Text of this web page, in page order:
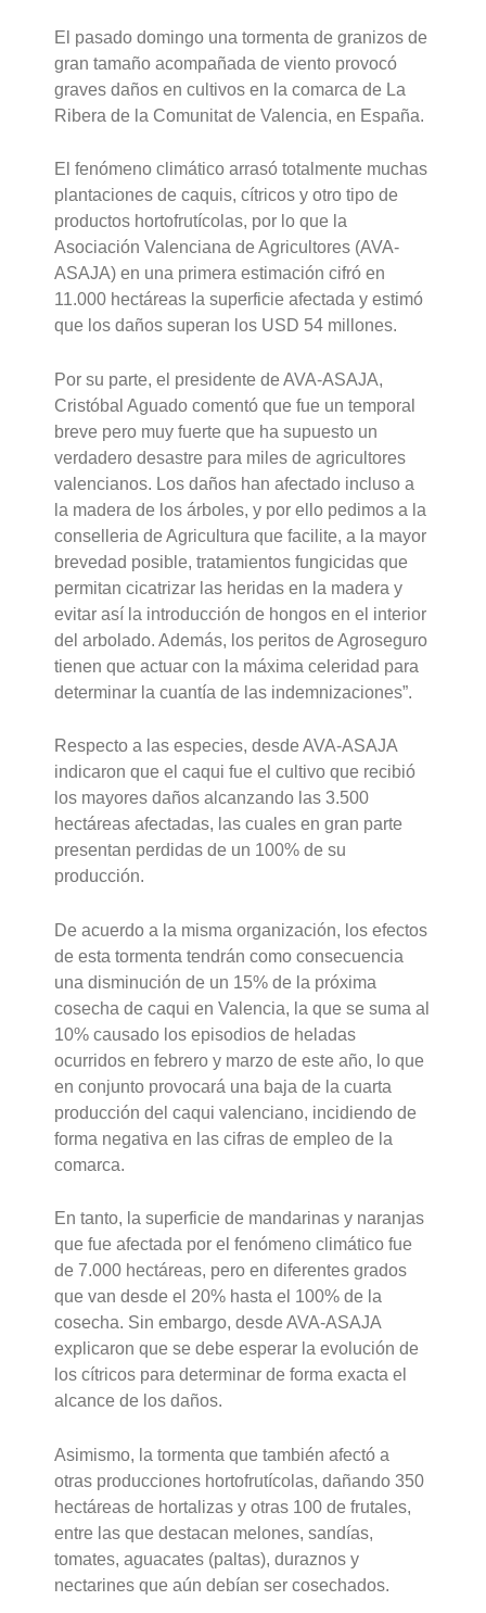
El pasado domingo una tormenta de granizos de
gran tamaño acompañada de viento provocó
graves daños en cultivos en la comarca de La
Ribera de la Comunitat de Valencia, en España.
El fenómeno climático arrasó totalmente muchas
plantaciones de caquis, cítricos y otro tipo de
productos hortofrutícolas, por lo que la
Asociación Valenciana de Agricultores (AVA-
ASAJA) en una primera estimación cifró en
11.000 hectáreas la superficie afectada y estimó
que los daños superan los USD 54 millones.
Por su parte, el presidente de AVA-ASAJA,
Cristóbal Aguado comentó que fue un temporal
breve pero muy fuerte que ha supuesto un
verdadero desastre para miles de agricultores
valencianos. Los daños han afectado incluso a
la madera de los árboles, y por ello pedimos a la
conselleria de Agricultura que facilite, a la mayor
brevedad posible, tratamientos fungicidas que
permitan cicatrizar las heridas en la madera y
evitar así la introducción de hongos en el interior
del arbolado. Además, los peritos de Agroseguro
tienen que actuar con la máxima celeridad para
determinar la cuantía de las indemnizaciones”.
Respecto a las especies, desde AVA-ASAJA
indicaron que el caqui fue el cultivo que recibió
los mayores daños alcanzando las 3.500
hectáreas afectadas, las cuales en gran parte
presentan perdidas de un 100% de su
producción.
De acuerdo a la misma organización, los efectos
de esta tormenta tendrán como consecuencia
una disminución de un 15% de la próxima
cosecha de caqui en Valencia, la que se suma al
10% causado los episodios de heladas
ocurridos en febrero y marzo de este año, lo que
en conjunto provocará una baja de la cuarta
producción del caqui valenciano, incidiendo de
forma negativa en las cifras de empleo de la
comarca.
En tanto, la superficie de mandarinas y naranjas
que fue afectada por el fenómeno climático fue
de 7.000 hectáreas, pero en diferentes grados
que van desde el 20% hasta el 100% de la
cosecha. Sin embargo, desde AVA-ASAJA
explicaron que se debe esperar la evolución de
los cítricos para determinar de forma exacta el
alcance de los daños.
Asimismo, la tormenta que también afectó a
otras producciones hortofrutícolas, dañando 350
hectáreas de hortalizas y otras 100 de frutales,
entre las que destacan melones, sandías,
tomates, aguacates (paltas), duraznos y
nectarines que aún debían ser cosechados.